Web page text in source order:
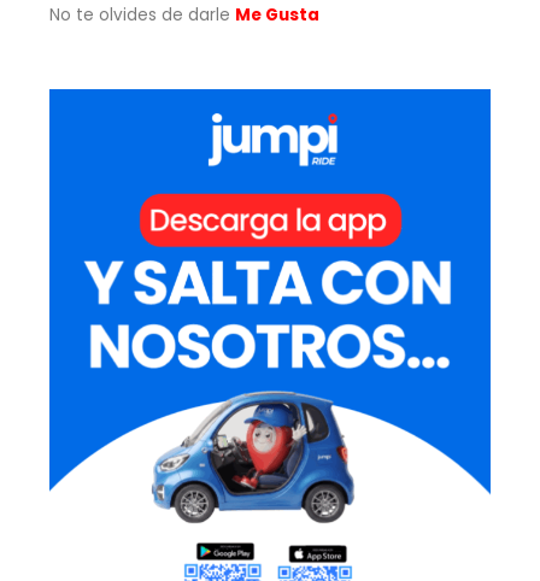
No te olvides de darle Me Gusta